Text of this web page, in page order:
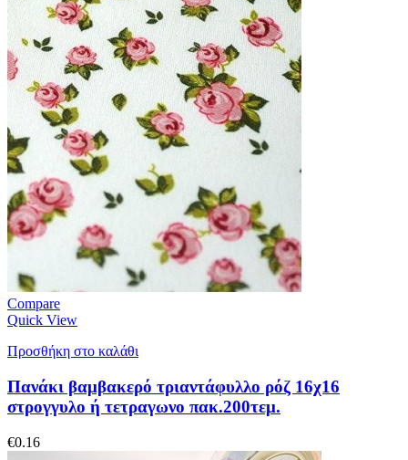
Compare
Quick View
Προσθήκη στο καλάθι
Πανάκι βαμβακερό τριαντάφυλλο ρόζ 16χ16
στρογγυλο ή τετραγωνο πακ.200τεμ.
€0.16